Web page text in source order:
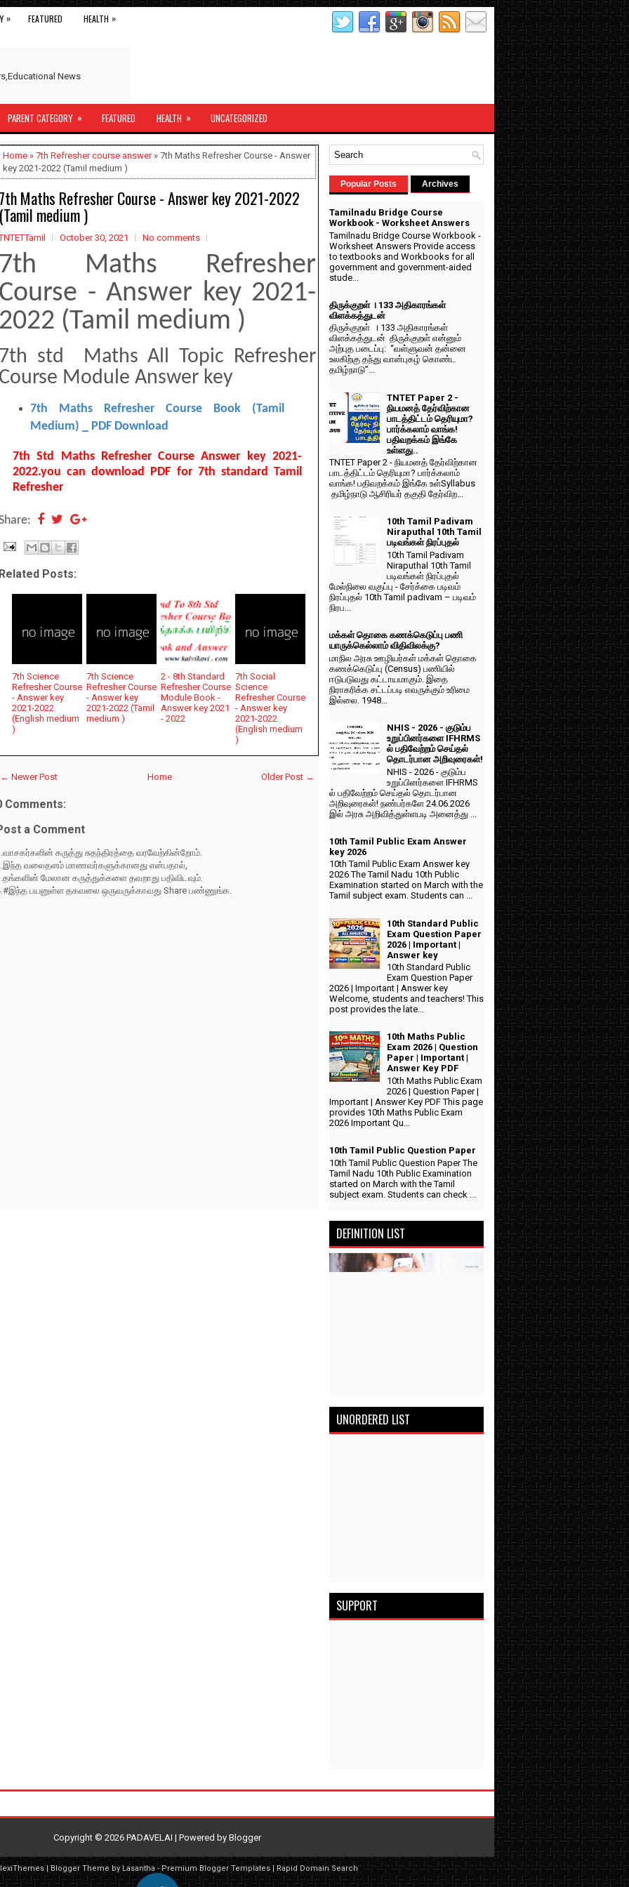
» FEATURED HEALTH »
News
PARENT CATEGORY » FEATURED HEALTH » UNCATEGORIZED
Home » 7th Refresher course answer» 7th Maths Refresher Course - Answer
key 2021-2022 (Tamil medium )
Maths Refresher Course - Answer key 2021-2022
medium )
October 30, 2021 No comments
Maths Refresher
- Answer key 2021-
(Tamil medium )
std Maths All Topic Refresher
Module Answer key
7th Maths Refresher Course Book (Tamil
Medium) _ PDF Download
7th Std Maths Refresher Course Answer key 2021-
2022.you can download PDF for 7th standard Tamil
Refresher
Posts:
7th Science
Refresher Course
- Answer key
2021-2022
(English medium
)
7th Science
Refresher Course
- Answer key
2021-2022 (Tamil
medium )
2 - 8th Standard
Refresher Course
Module Book -
Answer key 2021
- 2022
7th Social
Science
Refresher Course
- Answer key
2021-2022
(English medium
)
← Newer Post Older Post →
Home
Comments:
a Comment
கருத்து சுதந்திரத்தை வரவேற்கின்றோம்.
வலைதளம் மாணவர்களுக்கானது என்பதால்,
மேலான கருத்துக்களை தவறாது பதிவிடவும்.
பயனுள்ள தகவலை ஒருவருக்காவது Share பண்ணுங்க.
Popular Posts Archives
Tamilnadu Bridge Course
Workbook - Worksheet Answers
Tamilnadu Bridge Course Workbook -
Worksheet Answers Provide access
to textbooks and Workbooks for all
government and government-aided
stude...
திருக்குறள் । 133 அதிகாரங்கள்
விளக்கத்துடன்
திருக்குறள் । 133 அதிகாரங்கள்
விளக்கத்துடன் திருக்குறள் என்னும்
அற்புத படைப்பு: “வள்ளுவன் தன்னை
உலகிற்கு தந்து வான்புகழ் கொண்ட
தமிழ்நாடு”...
TNTET Paper 2 -
நியமனத் தேர்விற்கான
பாடத்திட்டம் தெரியுமா?
பார்க்கலாம் வாங்க!
பதிவறக்கம் இங்கே
உள்ளது..
TNTET Paper 2 - நியமனத் தேர்விற்கான
பாடத்திட்டம் தெரியுமா? பார்க்கலாம்
வாங்க! பதிவறக்கம் இங்கே உள்Syllabus
தமிழ்நாடு ஆசிரியர் தகுதி தேர்விற...
10th Tamil Padivam
Niraputhal 10th Tamil
படிவங்கள் நிரப்புதல்
10th Tamil Padivam
Niraputhal 10th Tamil
படிவங்கள் நிரப்புதல்
மேல்நிலை வகுப்பு - சேர்க்கை படிவம்
நிரப்புதல் 10th Tamil padivam – படிவம்
நிரப...
மக்கள் தொகை கணக்கெடுப்பு பணி
யாருக்கெல்லாம் விதிவிலக்கு?
மாநில அரசு ஊழியர்கள் மக்கள் தொகை
கணக்கெடுப்பு (Census) பணியில்
ஈடுபடுவது கட்டாயமாகும். இதை
நிராகரிக்க சட்டப்படி எவருக்கும் உரிமை
இல்லை. 1948...
NHIS - 2026 - குடும்ப
உறுப்பினர்களை IFHRMS
ல் பதிவேற்றம் செய்தல்
தொடர்பான அறிவுரைகள்!
NHIS - 2026 - குடும்ப
உறுப்பினர்களை IFHRMS
ல் பதிவேற்றம் செய்தல் தொடர்பான
அறிவுரைகள்! நண்பர்களே 24.06.2026
இல் அரசு அறிவித்துள்ளபடி அனைத்து ...
10th Tamil Public Exam Answer
key 2026
10th Tamil Public Exam Answer key
2026 The Tamil Nadu 10th Public
Examination started on March with the
Tamil subject exam. Students can ...
10th Standard Public
Exam Question Paper
2026 | Important |
Answer key
10th Standard Public
Exam Question Paper
2026 | Important | Answer key
Welcome, students and teachers! This
post provides the late...
10th Maths Public
Exam 2026 | Question
Paper | Important |
Answer Key PDF
10th Maths Public Exam
2026 | Question Paper |
Important | Answer Key PDF This page
provides 10th Maths Public Exam
2026 Important Qu...
10th Tamil Public Question Paper
10th Tamil Public Question Paper The
Tamil Nadu 10th Public Examination
started on March with the Tamil
subject exam. Students can check ...
DEFINITION LIST
UNORDERED LIST
SUPPORT
Copyright © 2026 PADAVELAI | Powered by Blogger
| Blogger Theme byLasantha-Premium Blogger Templates|Rapid Domain Search